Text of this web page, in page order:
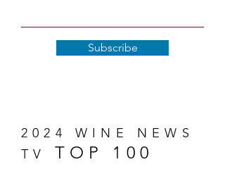
Subscribe
2024 WINE NEWS
TV TOP 100